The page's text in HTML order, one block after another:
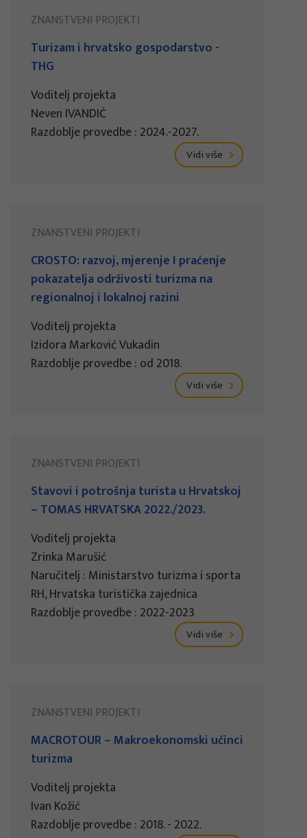
ZNANSTVENI PROJEKTI
Turizam i hrvatsko gospodarstvo -
THG
Voditelj projekta
Neven IVANDIĆ
Razdoblje provedbe : 2024.-2027.
Vidi više
ZNANSTVENI PROJEKTI
CROSTO: razvoj, mjerenje I praćenje
pokazatelja održivosti turizma na
regionalnoj i lokalnoj razini
Voditelj projekta
Izidora Marković Vukadin
Razdoblje provedbe : od 2018.
Vidi više
ZNANSTVENI PROJEKTI
Stavovi i potrošnja turista u Hrvatskoj
– TOMAS HRVATSKA 2022./2023.
Voditelj projekta
Zrinka Marušić
Naručitelj : Ministarstvo turizma i sporta
RH, Hrvatska turistička zajednica
Razdoblje provedbe : 2022-2023
Vidi više
ZNANSTVENI PROJEKTI
MACROTOUR – Makroekonomski učinci
turizma
Voditelj projekta
Ivan Kožić
Razdoblje provedbe : 2018. - 2022.